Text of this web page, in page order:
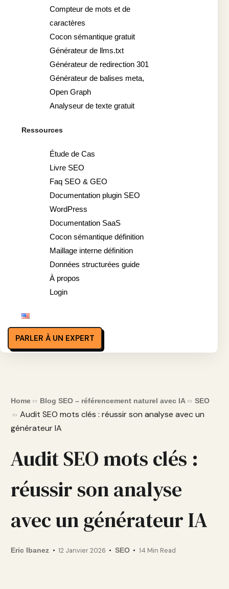
Compteur de mots et de
caractères
Cocon sémantique gratuit
Générateur de llms.txt
Générateur de redirection 301
Générateur de balises meta,
Open Graph
Analyseur de texte gratuit
Ressources
Étude de Cas
Livre SEO
Faq SEO & GEO
Documentation plugin SEO
WordPress
Documentation SaaS
Cocon sémantique définition
Maillage interne définition
Données structurées guide
À propos
Login
PARLER À UN EXPERT
Home Blog SEO – référencement naturel avec IA SEO
Audit SEO mots clés : réussir son analyse avec un
générateur IA
Audit SEO mots clés :
réussir son analyse
avec un générateur IA
Eric Ibanez 12 Janvier 2026 SEO 14 Min Read